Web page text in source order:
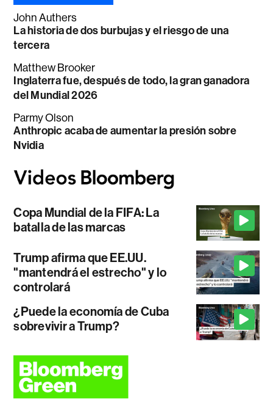
John Authers
La historia de dos burbujas y el riesgo de una
tercera
Matthew Brooker
Inglaterra fue, después de todo, la gran ganadora
del Mundial 2026
Parmy Olson
Anthropic acaba de aumentar la presión sobre
Nvidia
Copa Mundial de la FIFA: La
batalla de las marcas
Trump afirma que EE.UU.
"mantendrá el estrecho" y lo
controlará
¿Puede la economía de Cuba
sobrevivir a Trump?